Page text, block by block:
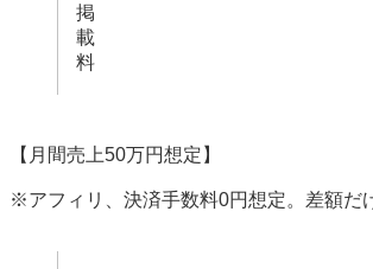
掲
載
料
【月間売上50万円想定】
※アフィリ、決済手数料0円想定。差額だ